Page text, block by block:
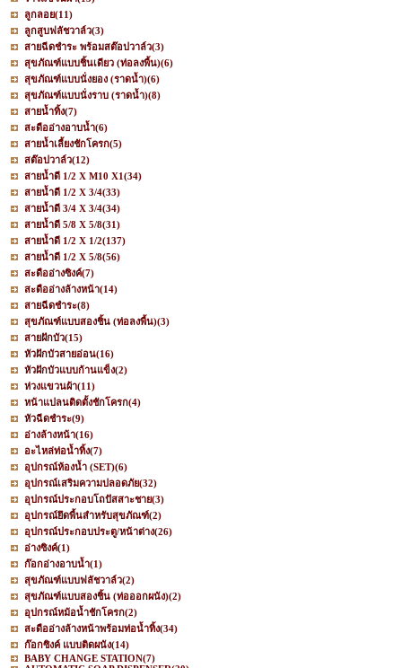
ลูกลอย(11)
ลูกสูบฟลัชวาล์ว(3)
สายฉีดชำระ พร้อมสต๊อปวาล์ว(3)
สุขภัณฑ์แบบชิ้นเดียว (ท่อลงพื้น)(6)
สุขภัณฑ์แบบนั่งยอง (ราดน้ำ)(6)
สุขภัณฑ์แบบนั่งราบ (ราดน้ำ)(8)
สายน้ำทิ้ง(7)
สะดืออ่างอาบน้ำ(6)
สายน้ำเลี้ยงชักโครก(5)
สต๊อปวาล์ว(12)
สายน้ำดี 1/2 X M10 X1(34)
สายน้ำดี 1/2 X 3/4(33)
สายน้ำดี 3/4 X 3/4(34)
สายน้ำดี 5/8 X 5/8(31)
สายน้ำดี 1/2 X 1/2(137)
สายน้ำดี 1/2 X 5/8(56)
สะดืออ่างซิงค์(7)
สะดืออ่างล้างหน้า(14)
สายฉีดชำระ(8)
สุขภัณฑ์แบบสองชิ้น (ท่อลงพื้น)(3)
สายฝักบัว(15)
หัวฝักบัวสายอ่อน(16)
หัวฝักบัวแบบก้านแข็ง(2)
ห่วงแขวนผ้า(11)
หน้าแปลนติดตั้งชักโครก(4)
หัวฉีดชำระ(9)
อ่างล้างหน้า(16)
อะไหล่ท่อน้ำทิ้ง(7)
อุปกรณ์ห้องน้ำ (SET)(6)
อุปกรณ์เสริมความปลอดภัย(32)
อุปกรณ์ประกอบโถปัสสาะชาย(3)
อุปกรณ์ยึดพื้นสำหรับสุขภัณฑ์(2)
อุปกรณ์ประกอบประตู/หน้าต่าง(26)
อ่างซิงค์(1)
ก๊อกอ่างอาบน้ำ(1)
สุขภัณฑ์แบบฟลัชวาล์ว(2)
สุขภัณฑ์แบบสองชิ้น (ท่อออกผนัง)(2)
อุปกรณ์หม้อน้ำชักโครก(2)
สะดืออ่างล้างหน้าพร้อมท่อน้ำทิ้ง(34)
ก๊อกซิงค์ แบบติดผนัง(14)
BABY CHANGE STATION(7)